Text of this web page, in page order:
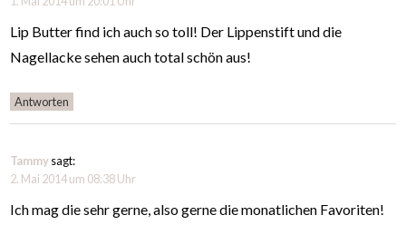
Lip Butter find ich auch so toll! Der Lippenstift und die
Nagellacke sehen auch total schön aus!
Antworten
Tammysagt:
2. Mai 2014 um 08:38 Uhr
Ich mag die sehr gerne, also gerne die monatlichen Favoriten!